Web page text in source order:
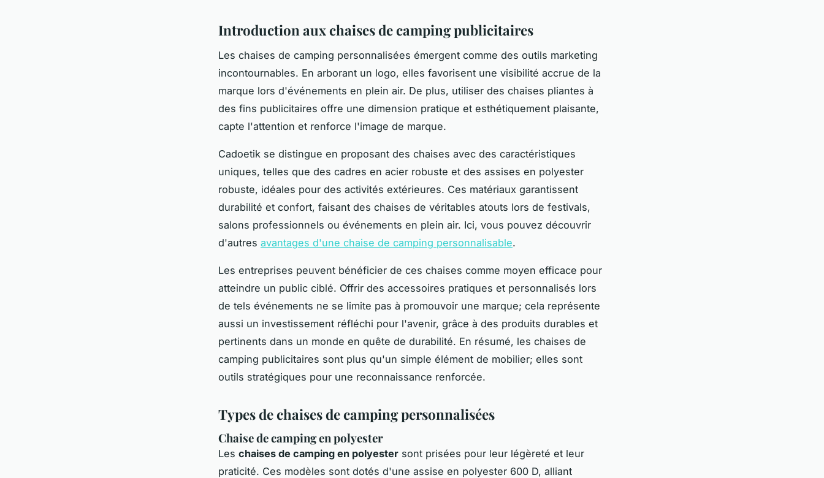
Introduction aux chaises de camping publicitaires
Les chaises de camping personnalisées émergent comme des outils marketing
incontournables. En arborant un logo, elles favorisent une visibilité accrue de la
marque lors d'événements en plein air. De plus, utiliser des chaises pliantes à
des fins publicitaires offre une dimension pratique et esthétiquement plaisante,
capte l'attention et renforce l'image de marque.
Cadoetik se distingue en proposant des chaises avec des caractéristiques
uniques, telles que des cadres en acier robuste et des assises en polyester
robuste, idéales pour des activités extérieures. Ces matériaux garantissent
durabilité et confort, faisant des chaises de véritables atouts lors de festivals,
salons professionnels ou événements en plein air. Ici, vous pouvez découvrir
d'autres avantages d'une chaise de camping personnalisable.
Les entreprises peuvent bénéficier de ces chaises comme moyen efficace pour
atteindre un public ciblé. Offrir des accessoires pratiques et personnalisés lors
de tels événements ne se limite pas à promouvoir une marque; cela représente
aussi un investissement réfléchi pour l'avenir, grâce à des produits durables et
pertinents dans un monde en quête de durabilité. En résumé, les chaises de
camping publicitaires sont plus qu'un simple élément de mobilier; elles sont
outils stratégiques pour une reconnaissance renforcée.
Types de chaises de camping personnalisées
Chaise de camping en polyester
Les chaises de camping en polyester sont prisées pour leur légèreté et leur
praticité. Ces modèles sont dotés d'une assise en polyester 600 D, alliant